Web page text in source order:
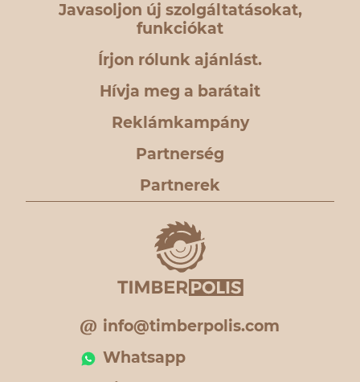
Javasoljon új szolgáltatásokat,
funkciókat
Írjon rólunk ajánlást.
Hívja meg a barátait
Reklámkampány
Partnerség
Partnerek
info@timberpolis.com
Whatsapp